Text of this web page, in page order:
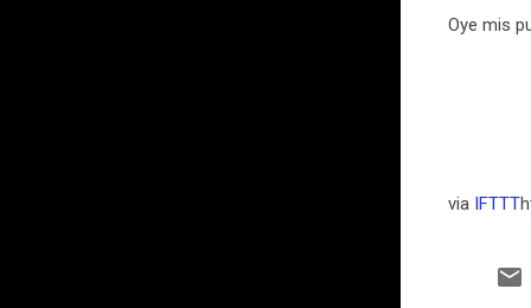
Oye mis
via IFTTT